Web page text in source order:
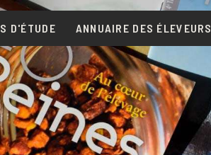
D'ÉTUDE ANNUAIRE DES ÉLEVEURS